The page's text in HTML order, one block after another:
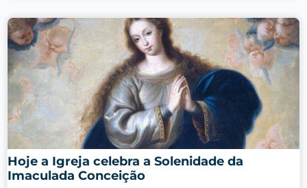
Hoje a Igreja celebra a Solenidade da
Imaculada Conceição